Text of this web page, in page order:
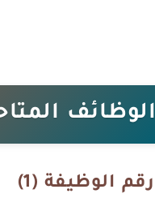
الوظائف
رقم الوظيفة (1)